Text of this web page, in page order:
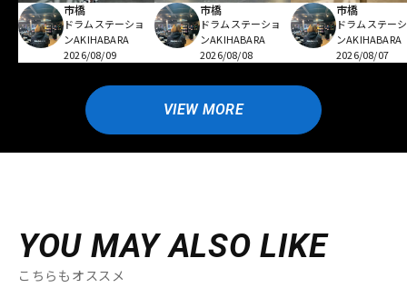
市橋
ドラムステーショ
ンAKIHABARA
2026/08/09
市橋
ドラムステーショ
ンAKIHABARA
2026/08/08
市橋
ドラムステー
ンAKIHABARA
2026/08/07
VIEW MORE
YOU MAY ALSO LIKE
こちらもオススメ